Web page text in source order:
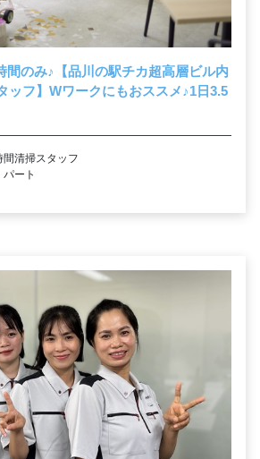
間のみ♪
【品川の駅チカ超高層ビル内
ッフ】Wワークにもおススメ♪1日3.5
清掃スタッフ
ート